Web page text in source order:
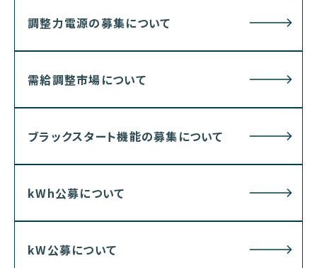
調整力電源の募集について
需給調整市場について
ブラックスタート機能の募集について
kWh公募について
kW公募について